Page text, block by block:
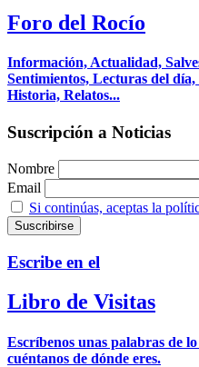
Foro del Rocío
Información, Actualidad,
Sentimientos, Lecturas del
Historia, Relatos...
Suscripción a Noticias
Nombre
Email
Si continúas, aceptas la
Escribe en el
Libro de Visitas
Escríbenos unas palabras de
cuéntanos de dónde eres.